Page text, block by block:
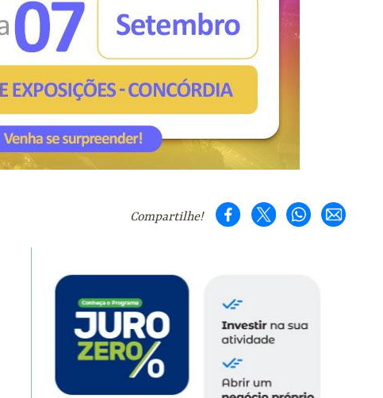
Compartilhe!